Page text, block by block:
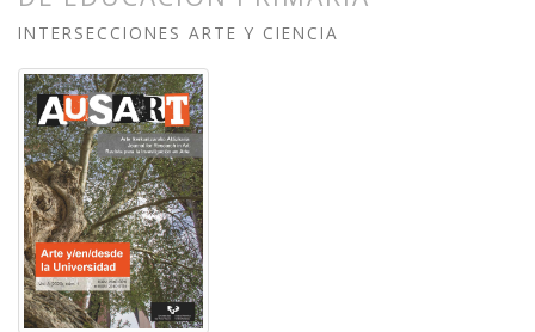
INTERSECCIONES ARTE Y CIENCIA